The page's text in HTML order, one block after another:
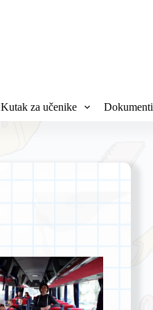
Kutak za učenike Dokumenti